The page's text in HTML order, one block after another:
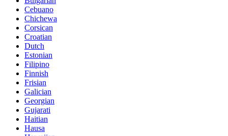
Cebuano
Chichewa
Corsican
Croatian
Dutch
Estonian
Filipino
Finnish
Frisian
Galician
Georgian
Gujarati
Haitian
Hausa